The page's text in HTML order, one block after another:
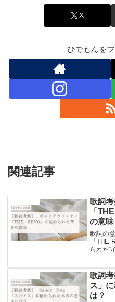
X
ひでもんを
関連記事
歌詞
「
の意味
歌詞の
『THE
られた“
りしま
歌詞
ス」
は？